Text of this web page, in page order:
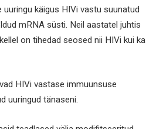
käigus HIVi vastu suunatud
mRNA süsti. Neil aastatel juhtis
on tihedad seosed nii HIVi kui ka
HIVi vastase immuunsuse
uuringud tänaseni.